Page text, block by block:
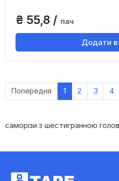
₴ 55,8 / пач
Додати в
Попередня 1 2 3 4
саморізи з шестигранною